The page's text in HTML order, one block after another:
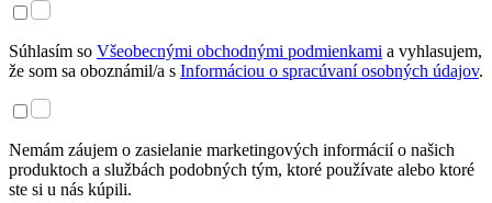
Súhlasím so Všeobecnými obchodnými podmienkami a vyhlasujem,
že som sa oboznámil/a s Informáciou o spracúvaní osobných údajov.
Nemám záujem o zasielanie marketingových informácií o našich
produktoch a službách podobných tým, ktoré používate alebo ktoré
ste si u nás kúpili.